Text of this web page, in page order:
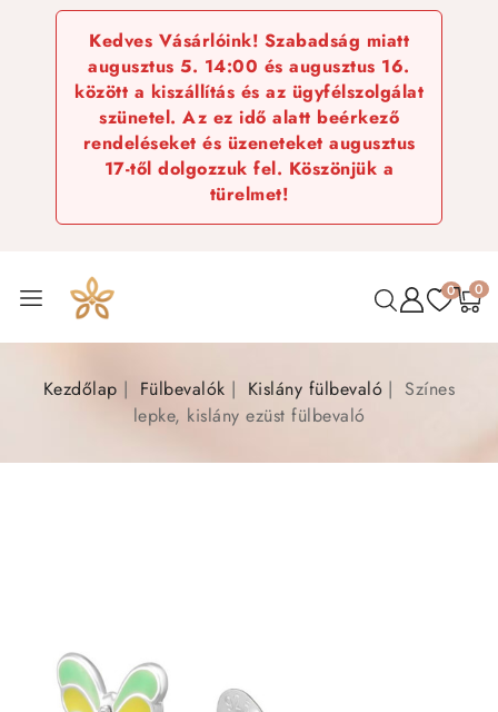
Kedves Vásárlóink! Szabadság miatt
augusztus 5. 14:00 és augusztus 16.
között a kiszállítás és az ügyfélszolgálat
szünetel. Az ez idő alatt beérkező
rendeléseket és üzeneteket augusztus
17-től dolgozzuk fel. Köszönjük a
türelmet!
0 0
Kezdőlap Fülbevalók Kislány fülbevaló
Színes
lepke, kislány ezüst fülbevaló